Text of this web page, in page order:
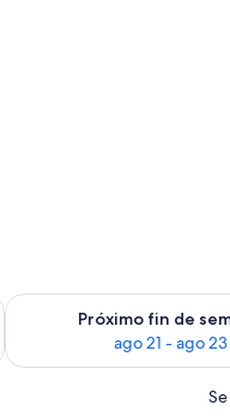
semana, ago 14 - ago
Próximo fin de
ago 21 - ago 23
Consulta la